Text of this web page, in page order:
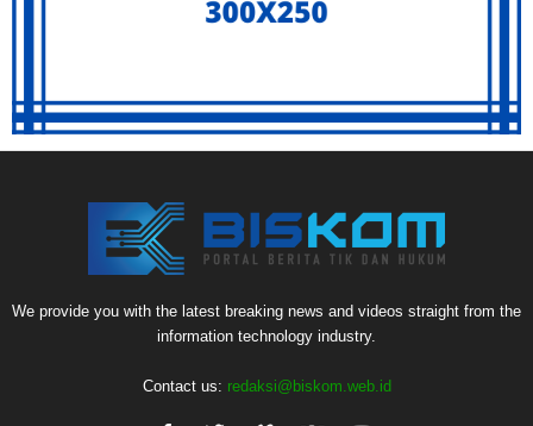
We provide you with the latest breaking news and videos straight from the
information technology industry.
Contact us: redaksi@biskom.web.id